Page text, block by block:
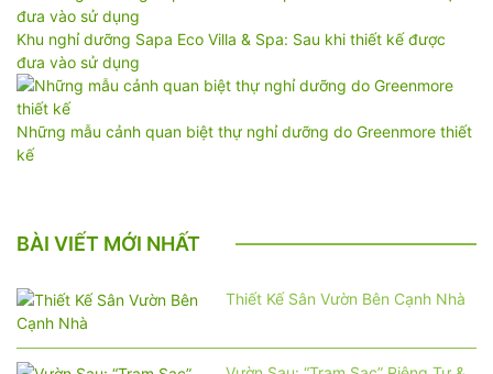
Khu nghỉ dưỡng Sapa Eco Villa & Spa: Sau khi thiết kế được
đưa vào sử dụng
Những mẫu cảnh quan biệt thự nghỉ dưỡng do Greenmore thiết
kế
BÀI VIẾT MỚI NHẤT
Thiết Kế Sân Vườn Bên Cạnh Nhà